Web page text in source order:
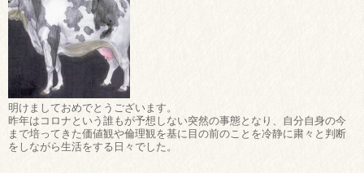
明けましておめでとうございます。
昨年はコロナという誰もが予想しない突然の事態となり、自分自身の今
まで培ってきた価値観や倫理観を基に目の前のことを冷静に粛々と判断
をしながら生活をする日々でした。